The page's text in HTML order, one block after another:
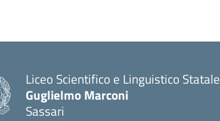
Liceo Scientifico e Linguistico Statale
Guglielmo Marconi
Sassari